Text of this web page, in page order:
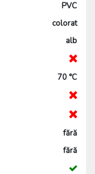
PVC
colorat
alb
70 °C
fără
fără